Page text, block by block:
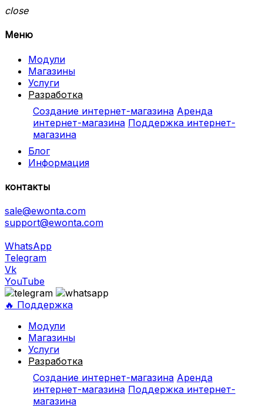
close
Меню
Модули
Магазины
Услуги
Разработка
Создание интернет-магазина Аренда
интернет-магазина Поддержка интернет-
магазина
Блог
Информация
контакты
sale@ewonta.com
support@ewonta.com
WhatsApp
Telegram
Vk
YouTube
🔥 Поддержка
Модули
Магазины
Услуги
Разработка
Создание интернет-магазина Аренда
интернет-магазина Поддержка интернет-
магазина